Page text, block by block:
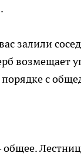
залили
возмещает
порядке с
общее.